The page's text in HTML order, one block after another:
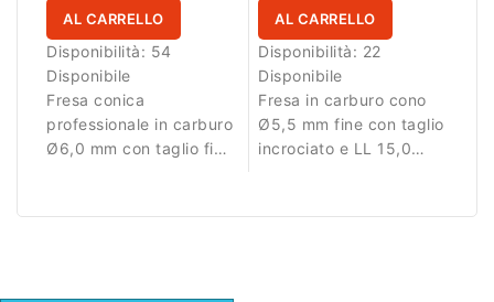
AL CARRELLO
Disponibilità: 54
Disponibile
Fresa conica
professionale in carburo
Ø6,0 mm con taglio fine
precisa e lavori di
AL CARRELLO
Disponibilità: 22
Disponibile
Fresa in carburo cono
Ø5,5 mm fine con taglio
incrociato e LL 15,0